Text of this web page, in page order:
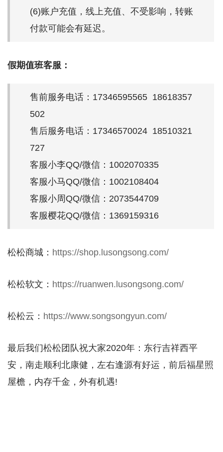
(6)账户充值，线上充值、不受影响，转账
付款可能会有延迟。
假期值班客服：
售前服务电话：17346595565 18618357
502
售后服务电话：17346570024 18510321
727
客服小李QQ/微信：1002070335
客服小马QQ/微信：1002108404
客服小周QQ/微信：2073544709
客服樱花QQ/微信：1369159316
松松商城： https://shop.lusongsong.com/
松松软文： https://ruanwen.lusongsong.com/
松松云： https://www.songsongyun.com/
最后我们松松团队祝大家2020年：东行吉祥西平
安，南走顺利北康健，左右逢源有好运，前后福星照
屋檐，内存千金，外有机遇!